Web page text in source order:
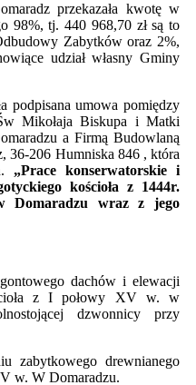
przekazała kwotę w
98%, tj. 440 968,70 zł są to
Zabytków oraz 2%,
udział własny Gminy
umowa pomiędzy
Mikołaja Biskupa i Matki
a Firmą Budowlaną
206 Humniska 846 , która
„Prace konserwatorskie i
kościoła z 1444r.
Domaradzu wraz z jego
dachów i elewacji
z I połowy XV w. w
dzwonnicy przy
zabytkowego drewnianego
w. W Domaradzu.